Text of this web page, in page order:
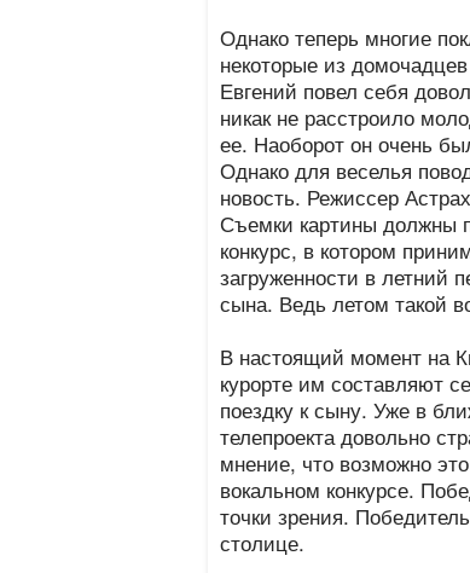
Однако теперь многие
некоторые из
Евгений повел себя
никак не расстроило
ее. Наоборот он очень
Однако для веселья
новость. Режиссер
Съемки картины должны
конкурс, в котором
загруженности в летний
сына. Ведь летом такой
В настоящий момент на
курорте им составляют
поездку к сыну. Уже в
телепроекта довольно
мнение, что возможно
вокальном конкурсе.
точки зрения.
столице.